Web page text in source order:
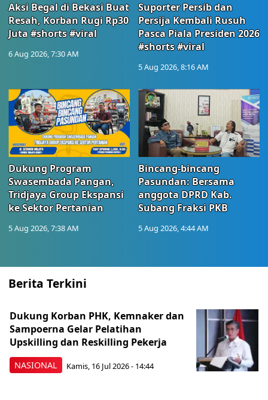
Aksi Begal di Bekasi Buat
Resah, Korban Rugi Rp30
Juta #shorts #viral
6 Aug 2026, 7:30 AM
Suporter Persib dan
Persija Kembali Rusuh
Pasca Piala Presiden 2026
#shorts #viral
5 Aug 2026, 8:16 AM
Dukung Program
Swasembada Pangan,
Tridjaya Group Ekspansi
ke Sektor Pertanian
5 Aug 2026, 7:38 AM
Bincang-bincang
Pasundan: Bersama
anggota DPRD Kab.
Subang Fraksi PKB
5 Aug 2026, 4:44 AM
Berita Terkini
NASIONAL
Dukung Korban PHK, Kemnaker dan
Sampoerna Gelar Pelatihan
Upskilling dan Reskilling Pekerja
Kamis, 16 Jul 2026 - 14:44